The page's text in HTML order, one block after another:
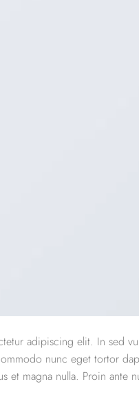
adipiscing elit. In sed
nunc eget tortor
et magna nulla. Proin ante